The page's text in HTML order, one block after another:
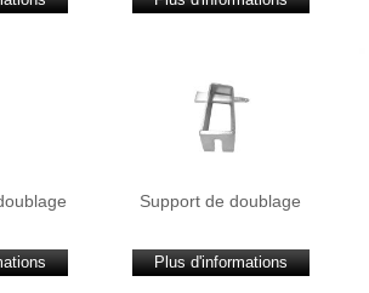
Support de doublage
Plus d'informations